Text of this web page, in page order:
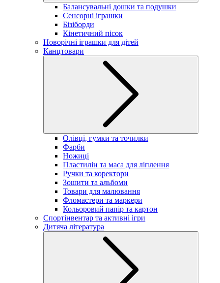
Балансувальні дошки та подушки
Сенсорні іграшки
Бізіборди
Кінетичний пісок
Новорічні іграшки для дітей
Канцтовари
Олівці, гумки та точилки
Фарби
Ножиці
Пластилін та маса для ліплення
Ручки та коректори
Зошити та альбоми
Товари для малювання
Фломастери та маркери
Кольоровий папір та картон
Спортінвентар та активні ігри
Дитяча література